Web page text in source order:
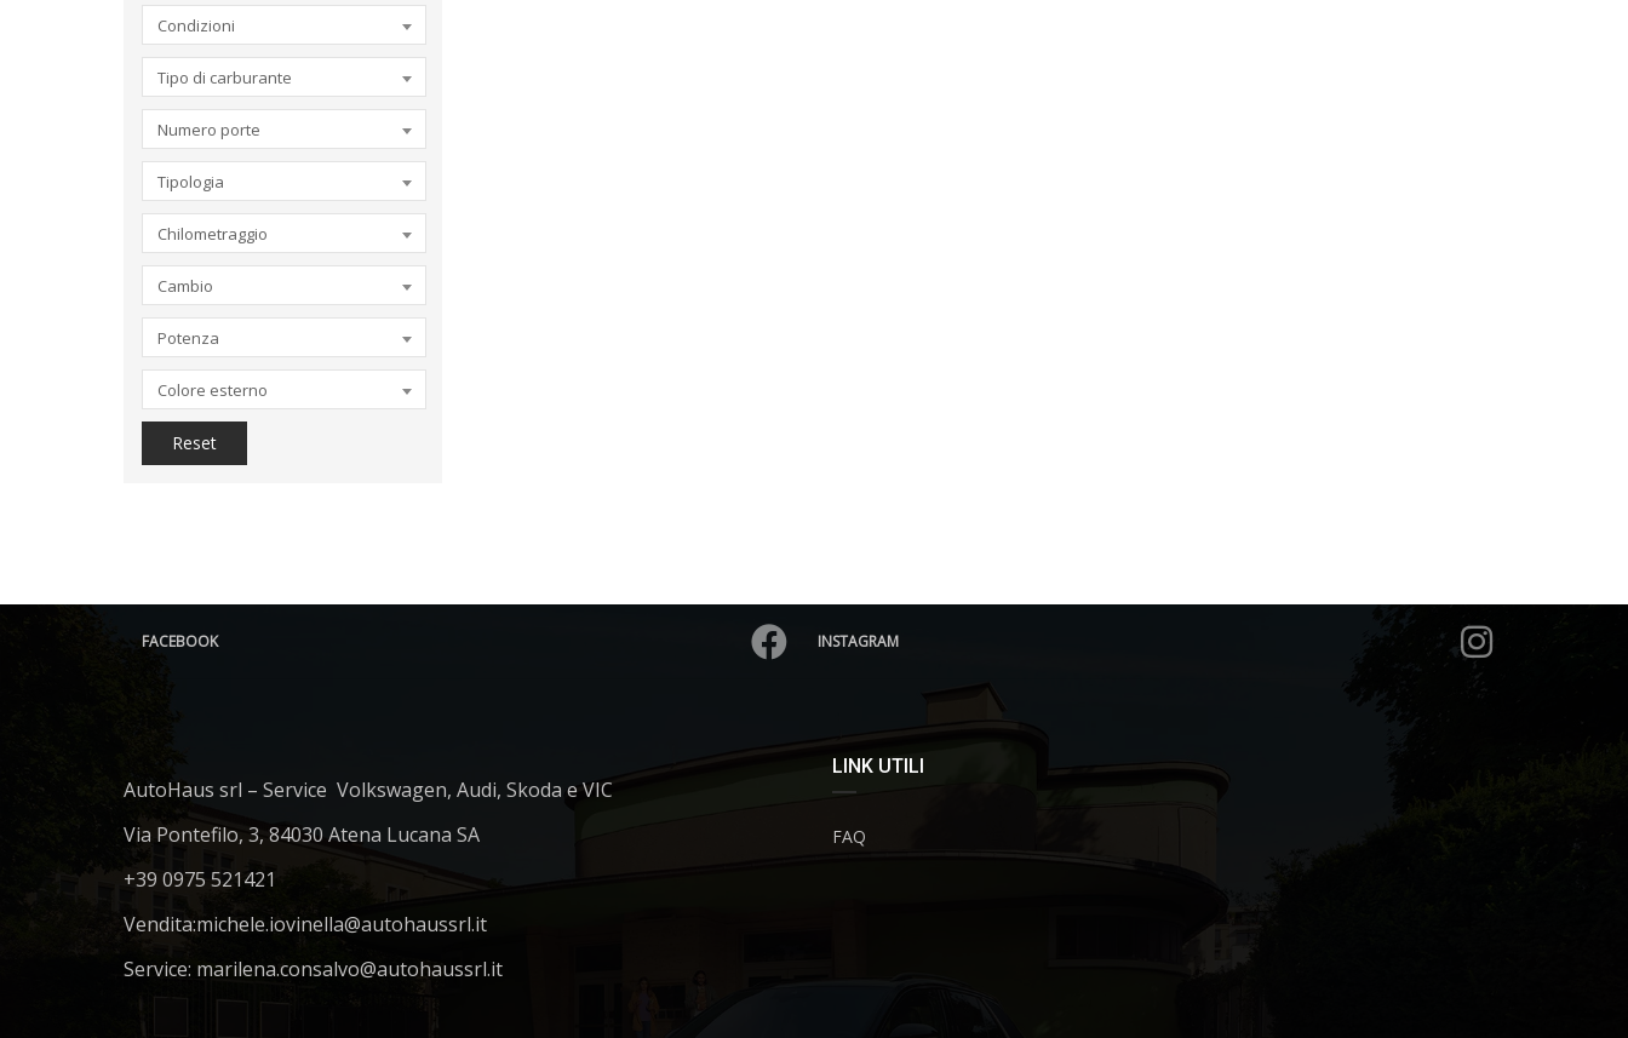
Condizioni
Tipo di carburante
Numero porte
Tipologia
Chilometraggio
Cambio
Potenza
Colore esterno
Reset
FACEBOOK INSTAGRAM
AutoHaus srl – Service Volkswagen, Audi, Skoda e VIC
Via Pontefilo, 3, 84030 Atena Lucana SA
+39 0975 521421
Vendita:michele.iovinella@autohaussrl.it
Service: marilena.consalvo@autohaussrl.it
LINK UTILI
FAQ